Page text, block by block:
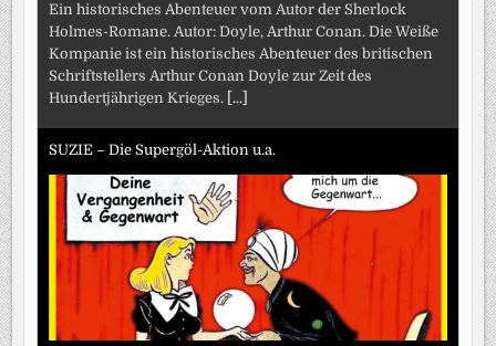
Ein historisches Abenteuer vom Autor der Sherlock
Holmes-Romane. Autor: Doyle, Arthur Conan. Die Weiße
Kompanie ist ein historisches Abenteuer des britischen
Schriftstellers Arthur Conan Doyle zur Zeit des
Hundertjährigen Krieges. [...]
SUZIE – Die Supergöl-Aktion u.a.